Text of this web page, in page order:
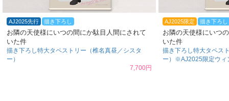
AJ2025先行 描き下ろし
お隣の天使様にいつの間にか駄目人間にされて
いた件
描き下ろし特大タペストリー（椎名真昼／シスタ
ー）
7,700円
AJ2025限定 描き下ろし
お隣の天使様にいつ
いた件
描き下ろし特大タペス
ー）※AJ2025限定ウィ